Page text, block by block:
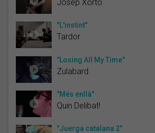
Josep Xortó
"L'instint"
Tardor
"Losing All My Time"
Zulabard
"Més enllà"
Quin Delibat!
"Juerga catalana 2"